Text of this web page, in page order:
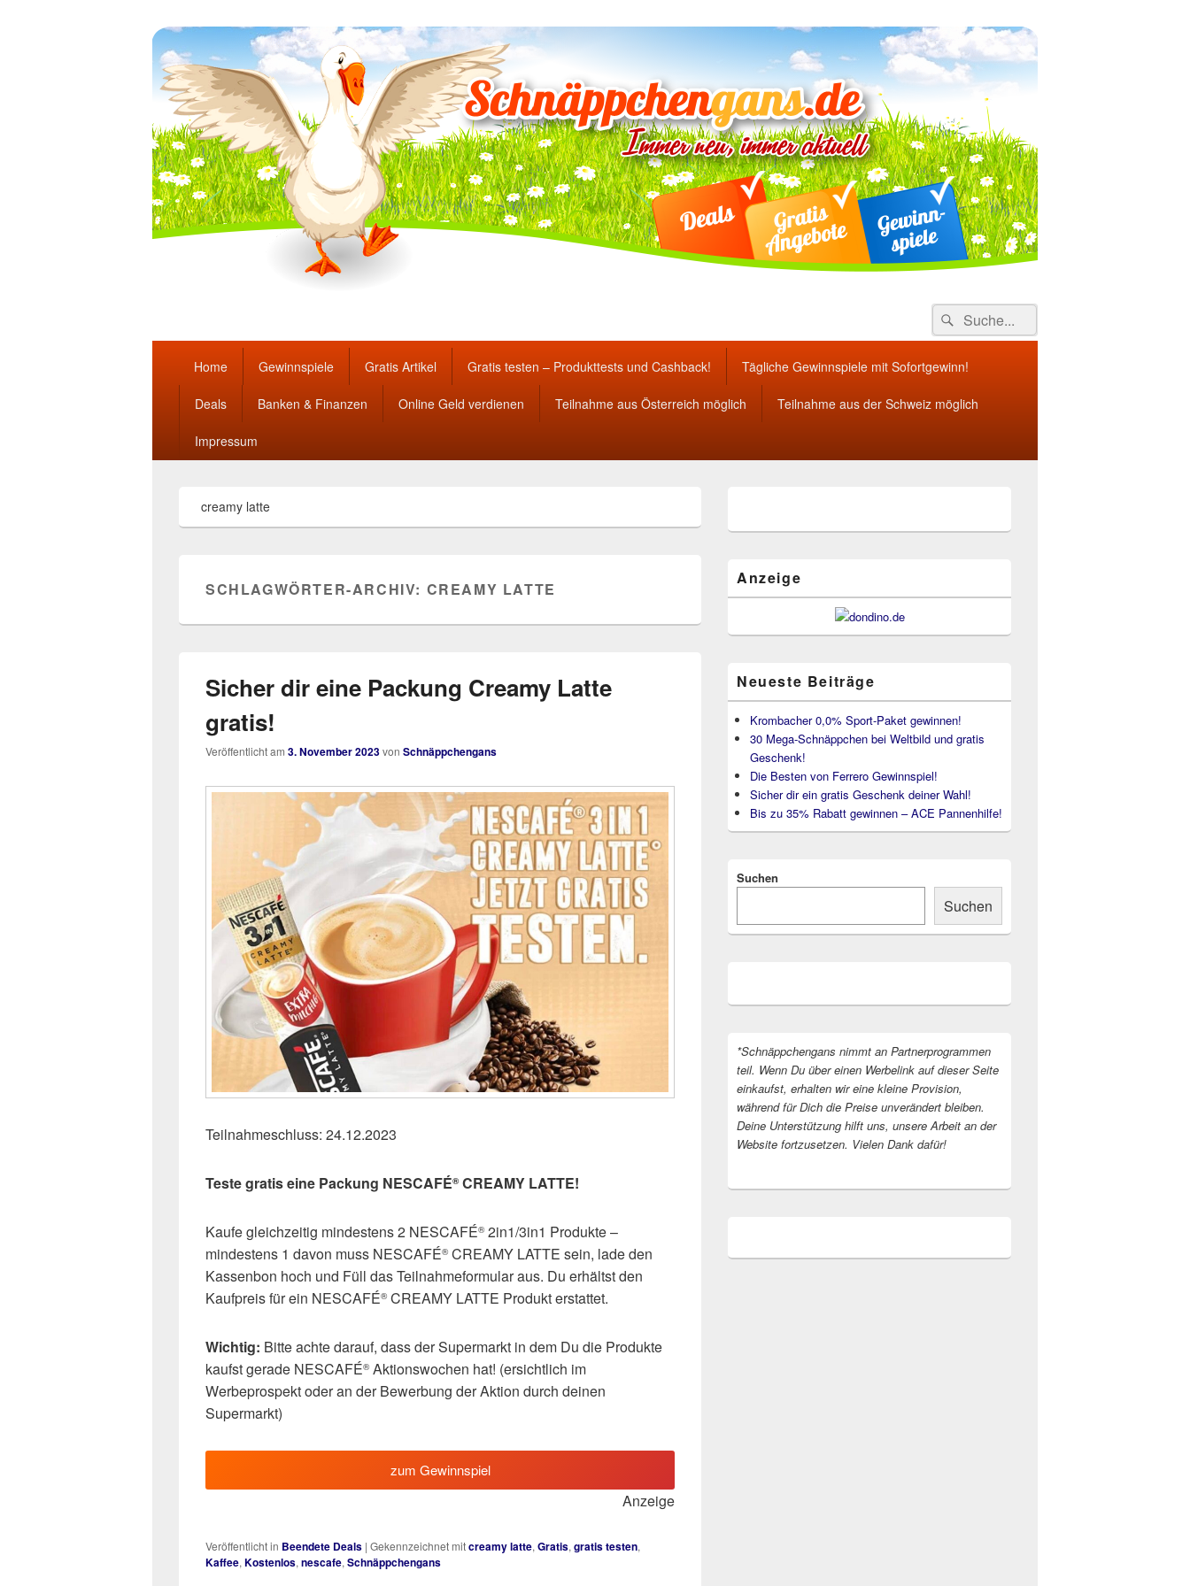
Täglich die besten Gewinnspiele und Angebote
Search
for:
Suche
Home Gewinnspiele Gratis Artikel Gratis testen – Produkttests und Cashback! Tägliche Gewinnspiele mit Sofortgewinn!
Deals Banken & Finanzen Online Geld verdienen Teilnahme aus Österreich möglich Teilnahme aus der Schweiz möglich
Impressum
creamy latte
SCHLAGWÖRTER-ARCHIV: CREAMY LATTE
Sicher dir eine Packung Creamy Latte
gratis!
Veröffentlicht am 3. November 2023von Schnäppchengans
Teilnahmeschluss: 24.12.2023
Teste gratis eine Packung NESCAFÉ®CREAMY LATTE!
Kaufe gleichzeitig mindestens 2 NESCAFÉ®2in1/3in1 Produkte –
mindestens 1 davon muss NESCAFÉ®CREAMY LATTE sein, lade den
Kassenbon hoch und Füll das Teilnahmeformular aus. Du erhältst den
Kaufpreis für ein NESCAFÉ®CREAMY LATTE Produkt erstattet.
Wichtig: Bitte achte darauf, dass der Supermarkt in dem Du die Produkte
kaufst gerade NESCAFÉ®Aktionswochen hat! (ersichtlich im
Werbeprospekt oder an der Bewerbung der Aktion durch deinen
Supermarkt)
zum Gewinnspiel
Anzeige
Veröffentlicht in Beendete Deals | Gekennzeichnet mitcreamy latte, Gratis, gratis testen,
Kaffee, Kostenlos, nescafe, Schnäppchengans
Widget-
Anzeige
Neueste Beiträge
Krombacher 0,0% Sport-Paket gewinnen!
30 Mega-Schnäppchen bei Weltbild und gratis
Geschenk!
Die Besten von Ferrero Gewinnspiel!
Sicher dir ein gratis Geschenk deiner Wahl!
Bis zu 35% Rabatt gewinnen – ACE Pannenhilfe!
Suchen
Suchen
*Schnäppchengans nimmt an Partnerprogrammen
teil. Wenn Du über einen Werbelink auf dieser Seite
einkaufst, erhalten wir eine kleine Provision,
während für Dich die Preise unverändert bleiben.
Deine Unterstützung hilft uns, unsere Arbeit an der
Website fortzusetzen. Vielen Dank dafür!